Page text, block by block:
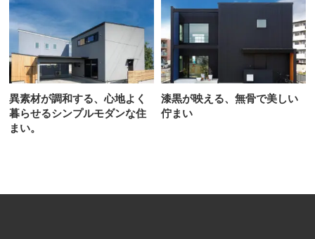
異素材が調和する、心地よく
暮らせるシンプルモダンな住
まい。
漆黒が映える、無骨で美しい
佇まい